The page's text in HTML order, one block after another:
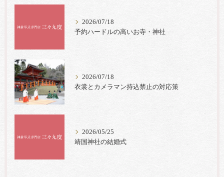
2026/07/18
予約ハードルの高いお寺・神社
2026/07/18
衣裳とカメラマン持込禁止の対応策
2026/05/25
靖国神社の結婚式